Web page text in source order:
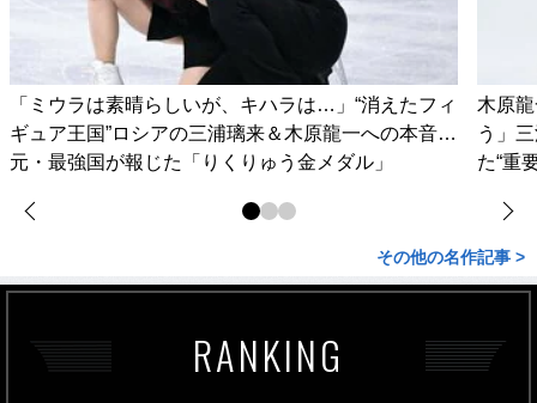
「ミウラは素晴らしいが、キハラは…」“消えたフィ
ギュア王国”ロシアの三浦璃来＆木原龍一への本音…
元・最強国が報じた「りくりゅう金メダル」
木原
う」
た“重
その他の名作記事 >
RANKING